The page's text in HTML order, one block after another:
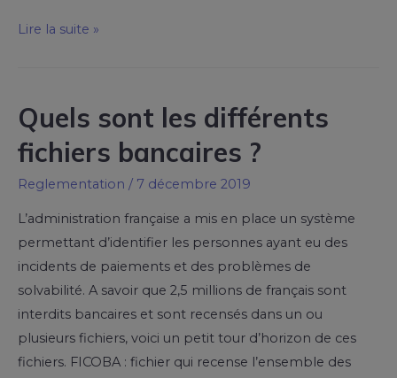
Lire la suite »
Quels sont les différents
fichiers bancaires ?
Reglementation / 7 décembre 2019
L’administration française a mis en place un système
permettant d’identifier les personnes ayant eu des
incidents de paiements et des problèmes de
solvabilité. A savoir que 2,5 millions de français sont
interdits bancaires et sont recensés dans un ou
plusieurs fichiers, voici un petit tour d’horizon de ces
fichiers. FICOBA : fichier qui recense l’ensemble des